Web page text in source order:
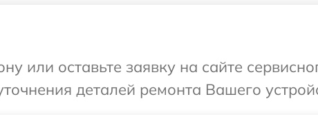
или оставьте заявку на сайте
деталей ремонта Вашего